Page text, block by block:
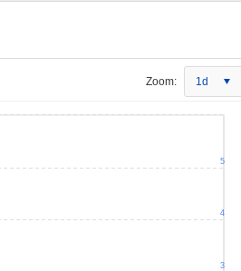
Zoom: 1d
3
4
5